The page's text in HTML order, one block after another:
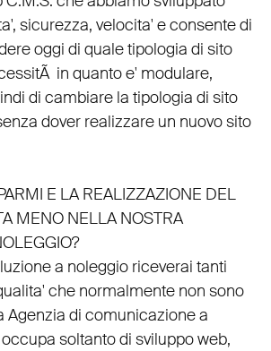
, sicurezza, velocita' e consente di
oggi di quale tipologia di sito
in quanto e' modulare,
di cambiare la tipologia di sito
dover realizzare un nuovo sito
E LA REALIZZAZIONE DEL
MENO NELLA NOSTRA
a noleggio riceverai tanti
che normalmente non sono
Agenzia di comunicazione a
soltanto di sviluppo web,